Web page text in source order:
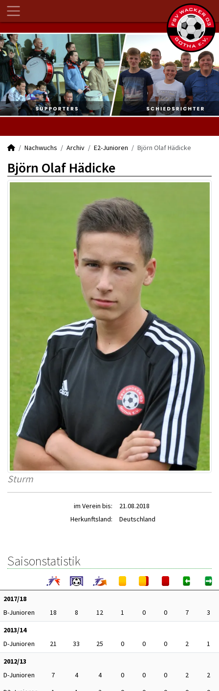
Nachwuchs Archiv E2-Junioren Björn Olaf Hädicke
Björn Olaf Hädicke
Sturm
im Verein bis:
21.08.2018
Herkunftsland:
Deutschland
Saisonstatistik
2017/18
B-Junioren
18 8 12 1 0 0 7
3
2013/14
D-Junioren
21 33 25 0 0 0 2
1
2012/13
D-Junioren
7 4 4 0 0 0 2
2